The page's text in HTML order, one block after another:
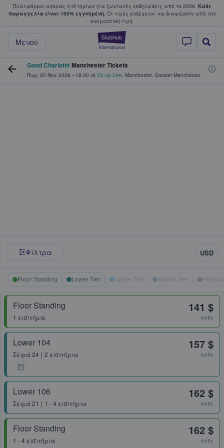
Πλατφόρμα αγοράς εισιτηρίων για ζωντανές εκδηλώσεις από το 2009. Κάθε
παραγγελία είναι 100% εγγυημένη. Οι τιμές ενδέχεται να διαφέρουν από την
oνομαστική τιμή.
StubHub - Όπου
Μενού
φαν αγοράζουν και πουλούν
Good CharlotteManchester Tickets
Παρ, 20 Νοε 2026 • 18:30 at Co-op Live, Manchester, Greater Manchester
Φίλτρα USD
Floor Standing Lower Tier Upper Tier Middle Tier
Floor Standing
1 εισιτήριο
141 $
κάθε
Lower 104
Σειρά 24 2 εισιτήρια
157 $
κάθε
Lower 106
Σειρά 21 1 - 4 εισιτήρια
162 $
κάθε
Floor Standing
1 - 4 εισιτήρια
162 $
κάθε